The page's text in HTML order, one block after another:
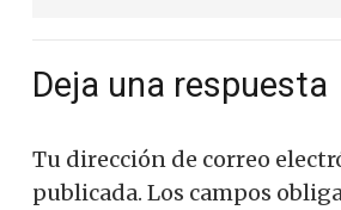
Deja una respuesta
Tu dirección de correo
publicada. Los campos